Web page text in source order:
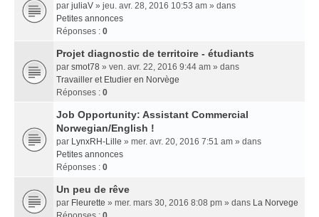
par juliaV » jeu. avr. 28, 2016 10:53 am » dans
Petites annonces
Réponses : 0
Projet diagnostic de territoire - étudiants
par smot78 » ven. avr. 22, 2016 9:44 am » dans
Travailler et Etudier en Norvège
Réponses : 0
Job Opportunity: Assistant Commercial
Norwegian/English !
par LynxRH-Lille » mer. avr. 20, 2016 7:51 am » dans
Petites annonces
Réponses : 0
Un peu de rêve
par Fleurette » mer. mars 30, 2016 8:08 pm » dans La Norvege